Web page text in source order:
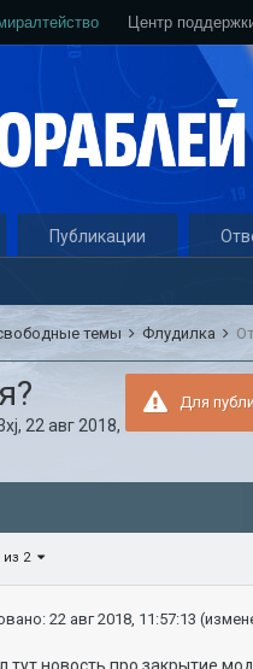
Центр
Публикации
темы Флудилка
Для
, 22 авг 2018,
из 2
22 авг 2018, 11:57:13